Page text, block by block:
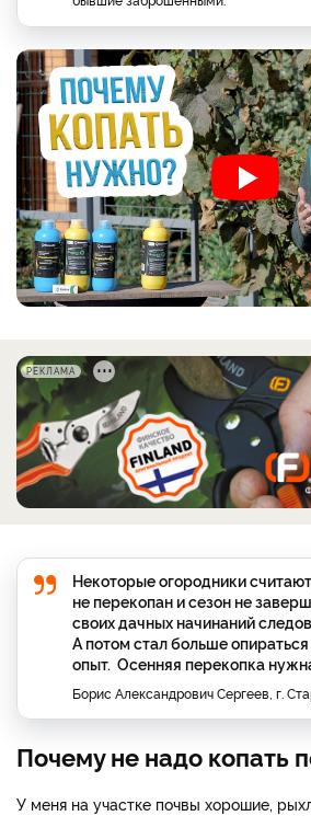
РЕКЛАМА
Некоторые огородники
не перекопан и сезон не
своих дачных начинаний
А потом стал больше
опыт. Осенняя перекопка
Борис Александрович Сергеев, г.
Почему не надо копать
У меня на участке почвы хорошие,